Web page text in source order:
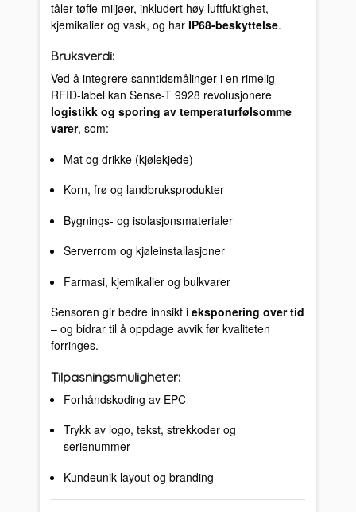
tåler tøffe miljøer, inkludert høy luftfuktighet,
kjemikalier og vask, og harIP68-beskyttelse.
Bruksverdi:
Ved å integrere sanntidsmålinger i en rimelig
RFID-label kan Sense-T 9928 revolusjonere
logistikk og sporing av temperaturfølsomme
varer, som:
Mat og drikke (kjølekjede)
Korn, frø og landbruksprodukter
Bygnings- og isolasjonsmaterialer
Serverrom og kjøleinstallasjoner
Farmasi, kjemikalier og bulkvarer
Sensoren gir bedre innsikt ieksponering over tid
– og bidrar til å oppdage avvik før kvaliteten
forringes.
Tilpasningsmuligheter:
Forhåndskoding av EPC
Trykk av logo, tekst, strekkoder og
serienummer
Kundeunik layout og branding